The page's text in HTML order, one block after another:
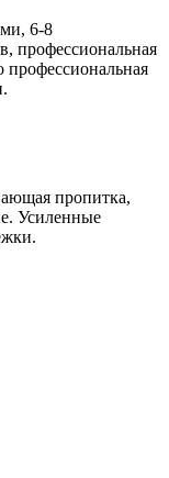
6-8
профессиональная
пропитка,
Усиленные